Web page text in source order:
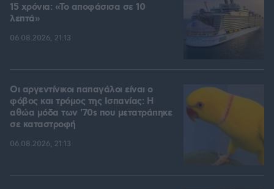
15 χρόνια: «Το αποφάσισα σε 10
λεπτά»
06.08.2026, 21:13
Οι αργεντίνικοι παπαγάλοι είναι ο
φόβος και τρόμος της Ισπανίας: Η
αθώα μόδα των '70s που μετατράπηκε
σε καταστροφή
06.08.2026, 21:13